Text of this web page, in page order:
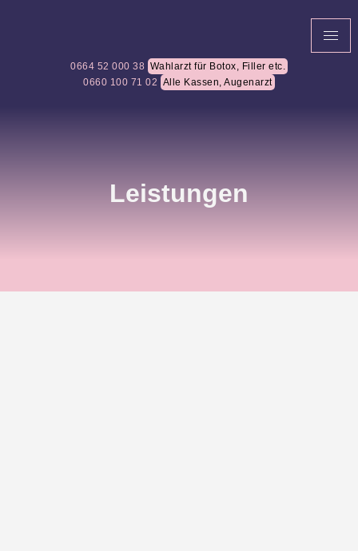
0664 52 000 38 Wahlarzt für Botox, Filler etc.
0660 100 71 02 Alle Kassen, Augenarzt
Leistungen